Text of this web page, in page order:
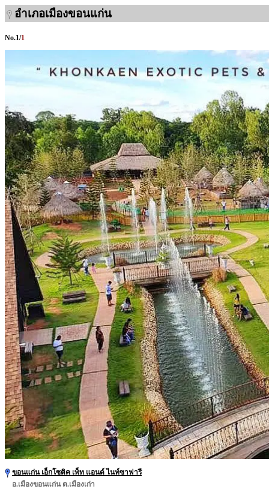
อำเภอเมืองขอนแก่น
No.1/1
ขอนแก่น เอ็กโซติค เพ็ท แอนด์ ไนท์ซาฟารี
อ.เมืองขอนแก่น ต.เมืองเก่า